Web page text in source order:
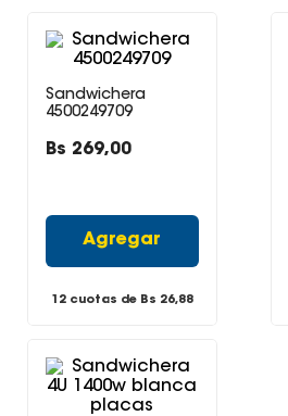
Sandwichera
4500249709
Bs 269,00
Agregar
12 cuotas de Bs 26,88